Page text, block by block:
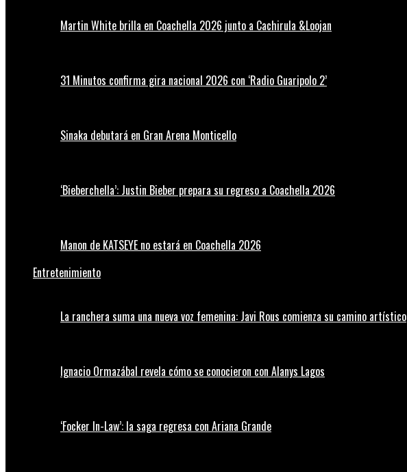
Martin White brilla en Coachella 2026 junto a Cachirula &Loojan
31 Minutos confirma gira nacional 2026 con ‘Radio Guaripolo 2’
Sinaka debutará en Gran Arena Monticello
‘Bieberchella’: Justin Bieber prepara su regreso a Coachella 2026
Manon de KATSEYE no estará en Coachella 2026
Entretenimiento
La ranchera suma una nueva voz femenina: Javi Rous comienza su camino artístico
Ignacio Ormazábal revela cómo se conocieron con Alanys Lagos
‘Focker In-Law’: la saga regresa con Ariana Grande